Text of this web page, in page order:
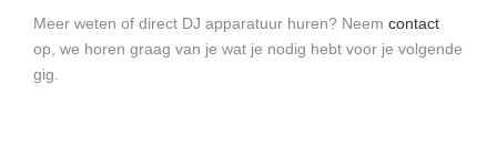
Meer weten of direct DJ apparatuur huren? Neem contact
op, we horen graag van je wat je nodig hebt voor je volgende
gig.